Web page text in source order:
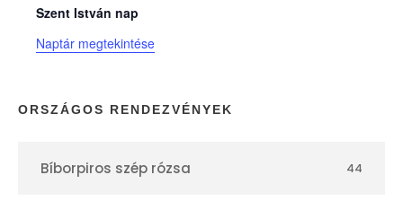
n
a
p
Szent István nap
Naptár megtekintése
ORSZÁGOS RENDEZVÉNYEK
Bíborpiros szép rózsa 44